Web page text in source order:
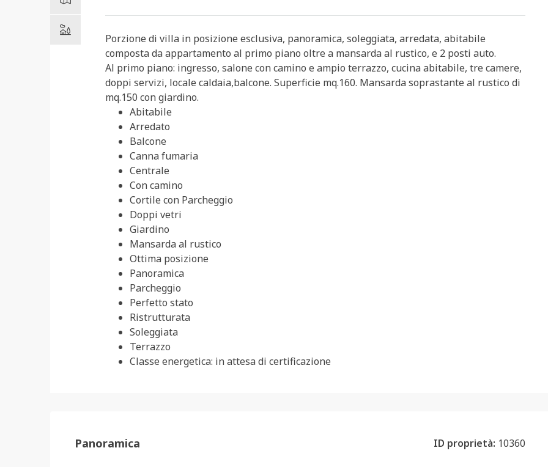
Porzione di villa in posizione esclusiva, panoramica, soleggiata, arredata, abitabile
composta da appartamento al primo piano oltre a mansarda al rustico, e 2 posti auto.
Al primo piano: ingresso, salone con camino e ampio terrazzo, cucina abitabile, tre camere,
doppi servizi, locale caldaia,balcone. Superficie mq.160. Mansarda soprastante al rustico di
mq.150 con giardino.
Abitabile
Arredato
Balcone
Canna fumaria
Centrale
Con camino
Cortile con Parcheggio
Doppi vetri
Giardino
Mansarda al rustico
Ottima posizione
Panoramica
Parcheggio
Perfetto stato
Ristrutturata
Soleggiata
Terrazzo
Classe energetica: in attesa di certificazione
Panoramica ID proprietà: 10360